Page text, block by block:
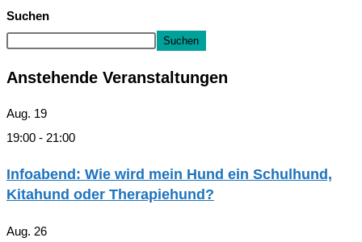
Suchen
Suchen
Anstehende Veranstaltungen
Aug. 19
19:00 - 21:00
Infoabend: Wie wird mein Hund ein Schulhund,
Kitahund oder Therapiehund?
Aug. 26